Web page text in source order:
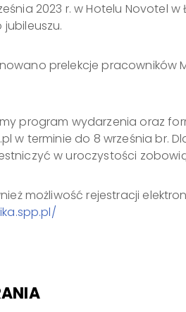
2023 r. w Hotelu Novotel
prelekcje pracowników
program wydarzenia oraz
w terminie do 8 września br.
w uroczystości
możliwość rejestracji